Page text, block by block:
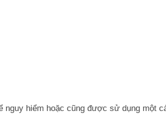
nguy hiểm hoặc cũng được sử dụng một